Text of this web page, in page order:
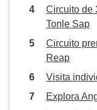
Circuito de
Tonle Sap
Circuito
Reap
Visita
Explora